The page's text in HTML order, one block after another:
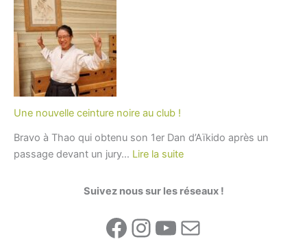
Une nouvelle ceinture noire au club !
Bravo à Thao qui obtenu son 1er Dan d’Aïkido après un
passage devant un jury… Lire la suite:
nouvelle
noire
au
Suivez nous sur les réseaux !
Facebook
Instagram
YouTube
E-mail